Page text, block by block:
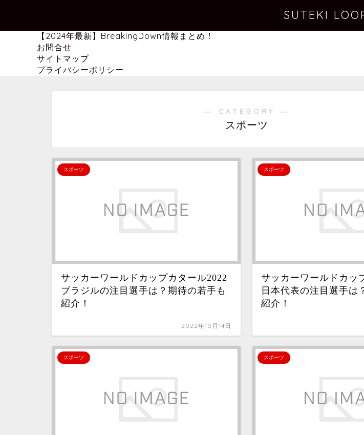
SUTEKI
【2024年最新】BreakingDown情報まとめ！
お問合せ
サイトマップ
プライバシーポリシー
― CATEGORY ―
スポーツ
スポーツ
サッカーワールドカップカタール2022
ブラジルの注目選手は？期待の若手も
紹介！
2022年10月14日
スポーツ
サッカーワールドカッ
日本代表の注目選手は
紹介！
スポーツ スポーツ